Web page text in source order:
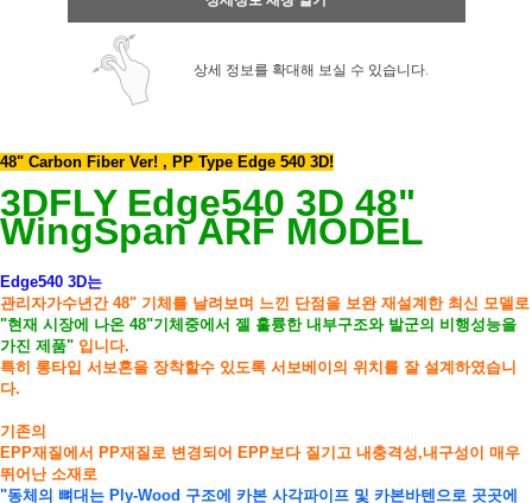
상세 정보를 확대해 보실 수 있습니다.
48" Carbon Fiber Ver! , PP Type Edge 540 3D!
3DFLY Edge540 3D 48"
WingSpan ARF MODEL
Edge540 3D는
관리자가수년간 48" 기체를 날려보며 느낀 단점을 보완 재설계한 최신 모델로
"현재 시장에 나온 48"기체중에서 젤 훌륭한 내부구조와 발군의 비행성능을
가진 제품" 입니다.
특히 롱타입 서보혼을 장착할수 있도록 서보베이의 위치를 잘 설계하였습니
다.
기존의
EPP재질에서 PP재질로 변경되어 EPP보다 질기고 내충격성,내구성이 매우
뛰어난 소재로
"동체의 뼈대는 Ply-Wood 구조에 카본 사각파이프 및 카본바텐으로 곳곳에